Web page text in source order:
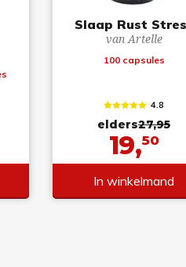
Slaap Rust
van Artelle
100 capsules
4.8
elders27,95
19,50
In winkelmand